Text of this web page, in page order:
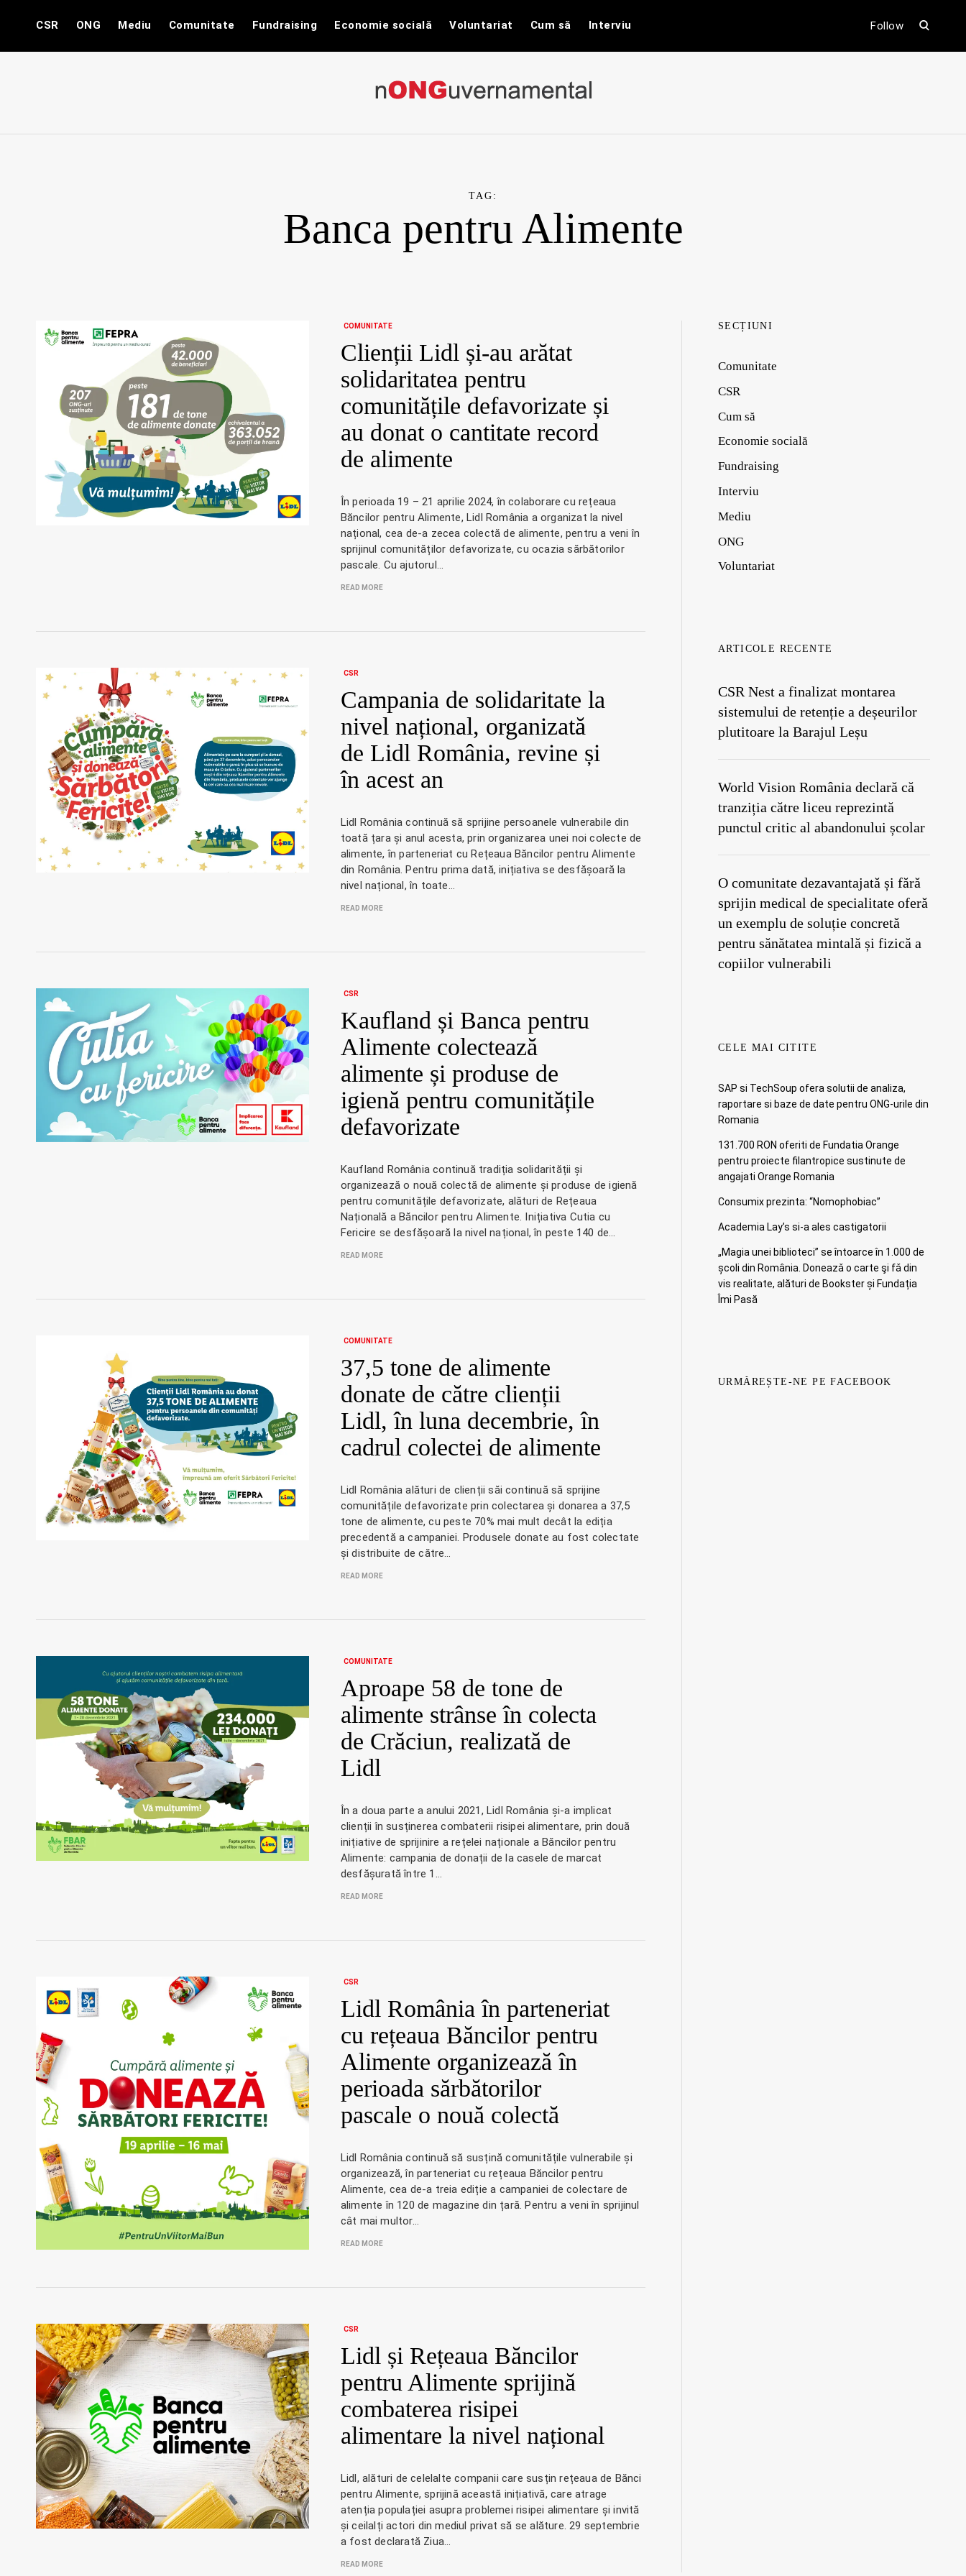
CSR ONG Mediu Comunitate Fundraising Economie socială Voluntariat Cum să Interviu Follow
open
form
nONGuvernamental
TAG:
Banca pentru Alimente
COMUNITATE
Clienții Lidl și-au arătat
solidaritatea pentru
comunitățile defavorizate și
au donat o cantitate record
de alimente
În perioada 19 – 21 aprilie 2024, în colaborare cu rețeaua
Băncilor pentru Alimente, Lidl România a organizat la nivel
național, cea de-a zecea colectă de alimente, pentru a veni în
sprijinul comunităților defavorizate, cu ocazia sărbătorilor
pascale. Cu ajutorul…
READ MORE
CSR
Campania de solidaritate la
nivel național, organizată
de Lidl România, revine și
în acest an
Lidl România continuă să sprijine persoanele vulnerabile din
toată țara și anul acesta, prin organizarea unei noi colecte de
alimente, în parteneriat cu Rețeaua Băncilor pentru Alimente
din România. Pentru prima dată, inițiativa se desfășoară la
nivel național, în toate…
READ MORE
CSR
Kaufland și Banca pentru
Alimente colectează
alimente și produse de
igienă pentru comunitățile
defavorizate
Kaufland România continuă tradiția solidarității și
organizează o nouă colectă de alimente și produse de igienă
pentru comunitățile defavorizate, alături de Rețeaua
Națională a Băncilor pentru Alimente. Inițiativa Cutia cu
Fericire se desfășoară la nivel național, în peste 140 de…
READ MORE
COMUNITATE
37,5 tone de alimente
donate de către clienții
Lidl, în luna decembrie, în
cadrul colectei de alimente
Lidl România alături de clienții săi continuă să sprijine
comunitățile defavorizate prin colectarea și donarea a 37,5
tone de alimente, cu peste 70% mai mult decât la ediția
precedentă a campaniei. Produsele donate au fost colectate
și distribuite de către…
READ MORE
COMUNITATE
Aproape 58 de tone de
alimente strânse în colecta
de Crăciun, realizată de
Lidl
În a doua parte a anului 2021, Lidl România și-a implicat
clienții în susținerea combaterii risipei alimentare, prin două
inițiative de sprijinire a rețelei naționale a Băncilor pentru
Alimente: campania de donații de la casele de marcat
desfășurată între 1…
READ MORE
CSR
Lidl România în parteneriat
cu rețeaua Băncilor pentru
Alimente organizează în
perioada sărbătorilor
pascale o nouă colectă
Lidl România continuă să susțină comunitățile vulnerabile și
organizează, în parteneriat cu rețeaua Băncilor pentru
Alimente, cea de-a treia ediție a campaniei de colectare de
alimente în 120 de magazine din țară. Pentru a veni în sprijinul
cât mai multor…
READ MORE
CSR
Lidl și Rețeaua Băncilor
pentru Alimente sprijină
combaterea risipei
alimentare la nivel național
Lidl, alături de celelalte companii care susțin rețeaua de Bănci
pentru Alimente, sprijină această inițiativă, care atrage
atenția populației asupra problemei risipei alimentare și invită
și ceilalți actori din mediul privat să se alăture. 29 septembrie
a fost declarată Ziua…
READ MORE
SECȚIUNI
Comunitate
CSR
Cum să
Economie socială
Fundraising
Interviu
Mediu
ONG
Voluntariat
ARTICOLE RECENTE
CSR Nest a finalizat montarea
sistemului de retenție a deșeurilor
plutitoare la Barajul Leșu
World Vision România declară că
tranziția către liceu reprezintă
punctul critic al abandonului școlar
O comunitate dezavantajată și fără
sprijin medical de specialitate oferă
un exemplu de soluție concretă
pentru sănătatea mintală și fizică a
copiilor vulnerabili
CELE MAI CITITE
SAP si TechSoup ofera solutii de analiza,
raportare si baze de date pentru ONG-urile din
Romania
131.700 RON oferiti de Fundatia Orange
pentru proiecte filantropice sustinute de
angajati Orange Romania
Consumix prezinta: “Nomophobiac”
Academia Lay’s si-a ales castigatorii
„Magia unei biblioteci” se întoarce în 1.000 de
școli din România. Doneazǎ o carte şi fǎ din
vis realitate, alături de Bookster și Fundația
Îmi Pasă
URMĂREȘTE-NE PE FACEBOOK